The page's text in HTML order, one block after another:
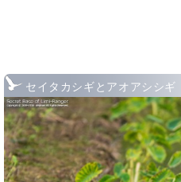
セイタカシギとアオアシシギ